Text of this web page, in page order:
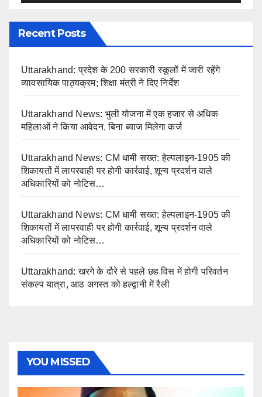
Recent Posts
Uttarakhand: प्रदेश के 200 सरकारी स्कूलों में जारी रहेंगे
व्यावसायिक पाठ्यक्रम; शिक्षा मंत्री ने दिए निर्देश
Uttarakhand News: भुली योजना में एक हजार से अधिक
महिलाओं ने किया आवेदन, बिना ब्याज मिलेगा कर्ज
Uttarakhand News: CM धामी सख्त: हेल्पलाइन-1905 की
शिकायतों में लापरवाही पर होगी कार्रवाई, शून्य प्रदर्शन वाले
अधिकारियों को नोटिस…
Uttarakhand News: CM धामी सख्त: हेल्पलाइन-1905 की
शिकायतों में लापरवाही पर होगी कार्रवाई, शून्य प्रदर्शन वाले
अधिकारियों को नोटिस…
Uttarakhand: खरगे के दौरे से पहले छह विस में होगी परिवर्तन
संकल्प यात्रा, आठ अगस्त को हल्द्वानी में रैली
YOU MISSED